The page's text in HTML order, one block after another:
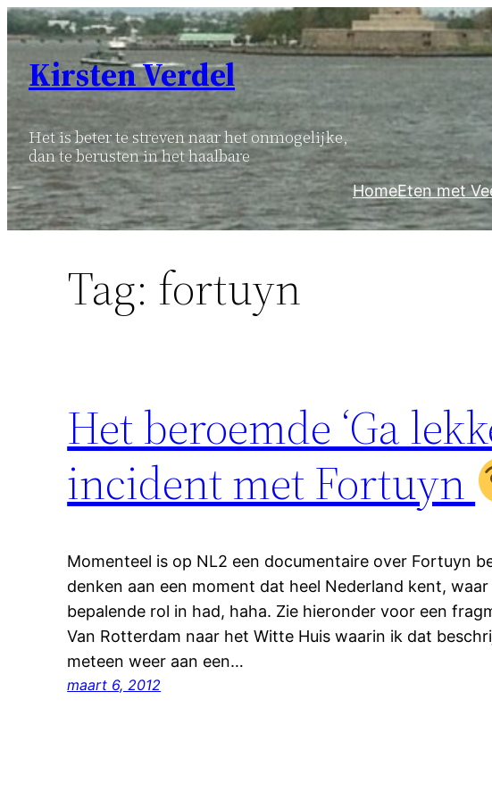
Ga
naar
inhoud
Kirsten Verdel
Het is beter te streven naar het onmogelijke,
dan te berusten in het haalbare
HomeEten met
Tag: fortuyn
Het beroemde ‘Ga
incident met Fortuyn
Momenteel is op NL2 een documentaire over Fortuyn
denken aan een moment dat heel Nederland kent,
bepalende rol in had, haha. Zie hieronder voor een
Van Rotterdam naar het Witte Huis waarin ik dat
meteen weer aan een…
maart 6, 2012